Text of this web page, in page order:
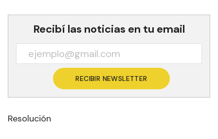
Recibí las noticias en tu email
RECIBIR NEWSLETTER
Resolución